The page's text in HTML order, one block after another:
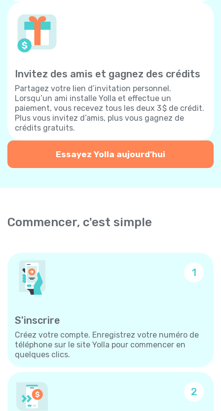
Invitez des amis et gagnez des crédits
Partagez votre lien d’invitation personnel.
Lorsqu’un ami installe Yolla et effectue un
paiement, vous recevez tous les deux 3 $ de crédit.
Plus vous invitez d’amis, plus vous gagnez de
crédits gratuits.
Essayez Yolla aujourd'hui
Commencer, c'est simple
1
S'inscrire
Créez votre compte. Enregistrez votre numéro de
téléphone sur le site Yolla pour commencer en
quelques clics.
2